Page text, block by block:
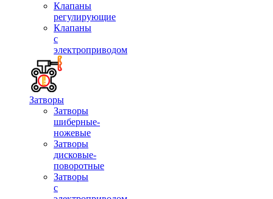
Клапаны
регулирующие
Клапаны
с
электроприводом
Затворы
Затворы
шиберные-
ножевые
Затворы
дисковые-
поворотные
Затворы
с